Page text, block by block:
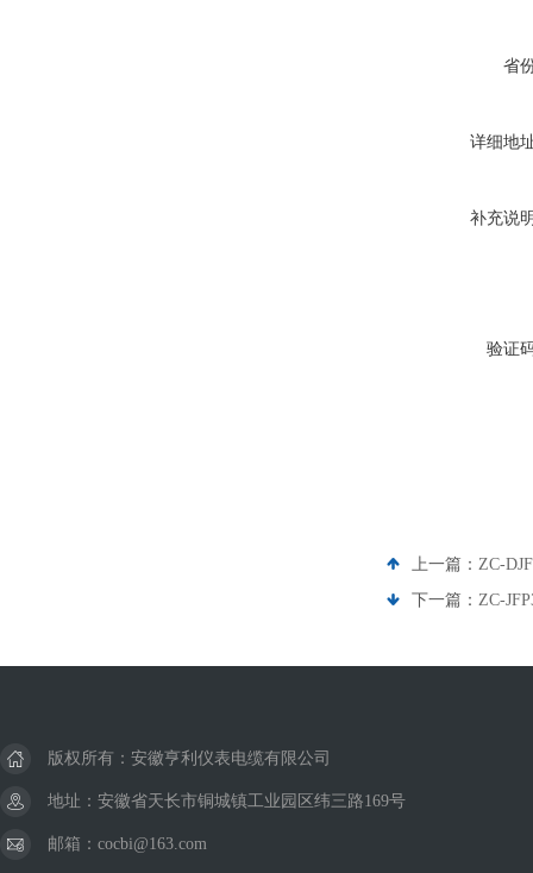
省
详细地
补充说
验证
上一篇： ZC-
下一篇： ZC-
版权所有：安徽亨利仪表电缆有限公司
地址：安徽省天长市铜城镇工业园区纬三路169号
邮箱：cocbi@163.com